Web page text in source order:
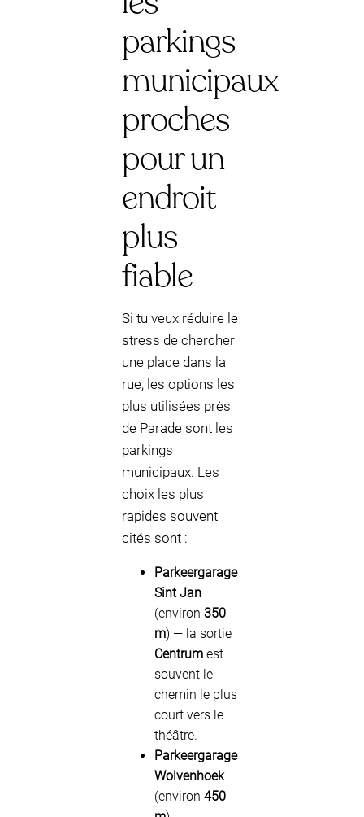
parkings
municipaux
proches
pour un
endroit
plus
fiable
Si tu veux réduire le
stress de chercher
une place dans la
rue, les options les
plus utilisées près
de Parade sont les
parkings
municipaux. Les
choix les plus
rapides souvent
cités sont :
Parkeergarage
Sint Jan
(environ 350
m) — la sortie
Centrum est
souvent le
chemin le plus
court vers le
théâtre.
Parkeergarage
Wolvenhoek
(environ 450